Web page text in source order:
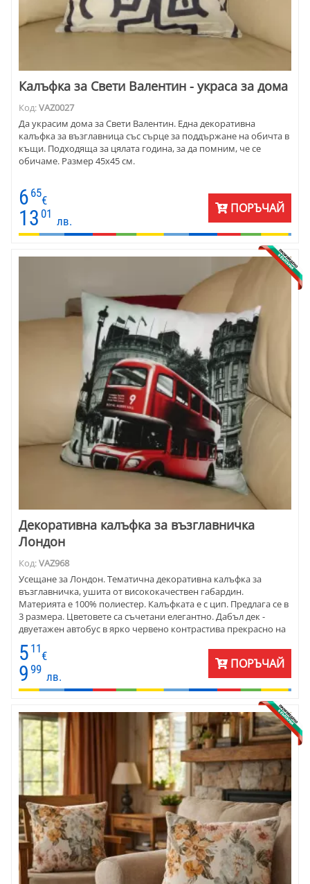
Калъфка за Свети Валентин - украса за дома
Код:VAZ0027
Да украсим дома за Свети Валентин. Една декоративна
калъфка за възглавница със сърце за поддържане на обичта в
къщи. Подходяща за цялата година, за да помним, че се
обичаме. Размер 45х45 см.
6 65
€
13 01
лв.
ПОРЪЧАЙ
Декоративна калъфка за възглавничка
Лондон
Код:VAZ968
Усещане за Лондон. Тематична декоративна калъфка за
възглавничка, ушита от висококачествен габардин.
Материята е 100% полиестер. Калъфката е с цип. Предлага се в
3 размера. Цветовете са съчетани елегантно. Дабъл дек -
двуетажен автобус в ярко червено контрастива прекрасно на
фона, напомнящ Лпндонската атмосфера.
5 11
€
9 99
лв.
ПОРЪЧАЙ